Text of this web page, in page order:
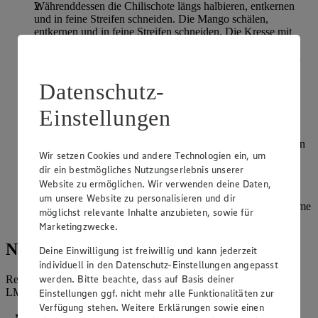
Währenddessen die Chilischote längs halbieren, entkernen
und in feine Streifen schneiden. Die Mango schälen,
entkernen und in feine Streifen schneiden. Die Kresse mit
Die Belugalinsen einige Minuten auskühlen lassen und mit
vermengen. Mit Salz und Pfeffer abschmecken.
Den Räuchertofu in 0,5 cm dicke Dreiecke schneiden und in
einer beschichteten Pfanne unter Zugabe von etwas Rapsöl
von allen Seiten anbraten.
Den heißen Tofu in den gemahlenen Haselnüssen wenden
und zusammen mit dem Salat und einem gehäuften EL Crème
fraîche servieren.
Nährwerte
Referenzmenge für einen durchschnittlichen Erwachsenen laut
LMIV (8.400 kJ/2.000 kcal).
Datenschutz-
Einstellungen
Wir setzen Cookies und andere Technologien ein, um
dir ein bestmögliches Nutzungserlebnis unserer
Website zu ermöglichen. Wir verwenden deine Daten,
um unsere Website zu personalisieren und dir
möglichst relevante Inhalte anzubieten, sowie für
Marketingzwecke.
Deine Einwilligung ist freiwillig und kann jederzeit
individuell in den Datenschutz-Einstellungen angepasst
werden. Bitte beachte, dass auf Basis deiner
Einstellungen ggf. nicht mehr alle Funktionalitäten zur
Verfügung stehen. Weitere Erklärungen sowie einen